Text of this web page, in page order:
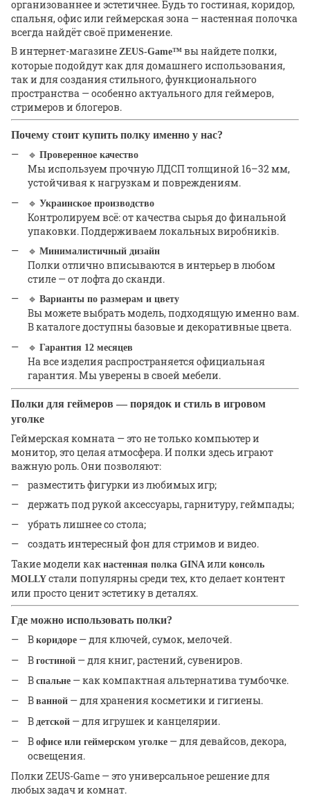
организованнее и эстетичнее. Будь то гостиная, коридор,
спальня, офис или геймерская зона — настенная полочка
всегда найдёт своё применение.
В интернет-магазине ZEUS-Game™ вы найдете полки,
которые подойдут как для домашнего использования,
так и для создания стильного, функционального
пространства — особенно актуального для геймеров,
стримеров и блогеров.
Почему стоит купить полку именно у нас?
🔹 Проверенное качество
Мы используем прочную ЛДСП толщиной 16–32 мм,
устойчивая к нагрузкам и повреждениям.
🔹 Украинское производство
Контролируем всё: от качества сырья до финальной
упаковки. Поддерживаем локальных виробників.
🔹 Минималистичный дизайн
Полки отлично вписываются в интерьер в любом
стиле — от лофта до сканди.
🔹 Варианты по размерам и цвету
Вы можете выбрать модель, подходящую именно вам.
В каталоге доступны базовые и декоративные цвета.
🔹 Гарантия 12 месяцев
На все изделия распространяется официальная
гарантия. Мы уверены в своей мебели.
Полки для геймеров — порядок и стиль в игровом
уголке
Геймерская комната — это не только компьютер и
монитор, это целая атмосфера. И полки здесь играют
важную роль. Они позволяют:
разместить фигурки из любимых игр;
держать под рукой аксессуары, гарнитуру, геймпады;
убрать лишнее со стола;
создать интересный фон для стримов и видео.
Такие модели как настенная полка GINA или консоль
MOLLY стали популярны среди тех, кто делает контент
или просто ценит эстетику в деталях.
Где можно использовать полки?
В коридоре — для ключей, сумок, мелочей.
В гостиной — для книг, растений, сувениров.
В спальне — как компактная альтернатива тумбочке.
В ванной — для хранения косметики и гигиены.
В детской — для игрушек и канцелярии.
В офисе или геймерском уголке — для девайсов, декора,
освещения.
Полки ZEUS-Game — это универсальное решение для
любых задач и комнат.